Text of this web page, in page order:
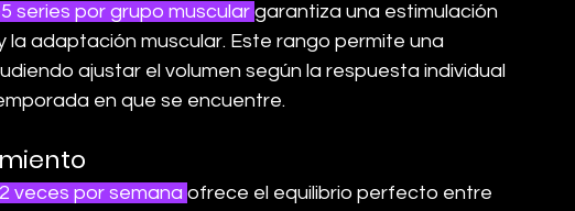
series por grupo muscular garantiza una estimulación
adaptación muscular. Este rango permite una
ajustar el volumen según la respuesta individual
en que se encuentre.
2 veces por semana ofrece el equilibrio perfecto entre